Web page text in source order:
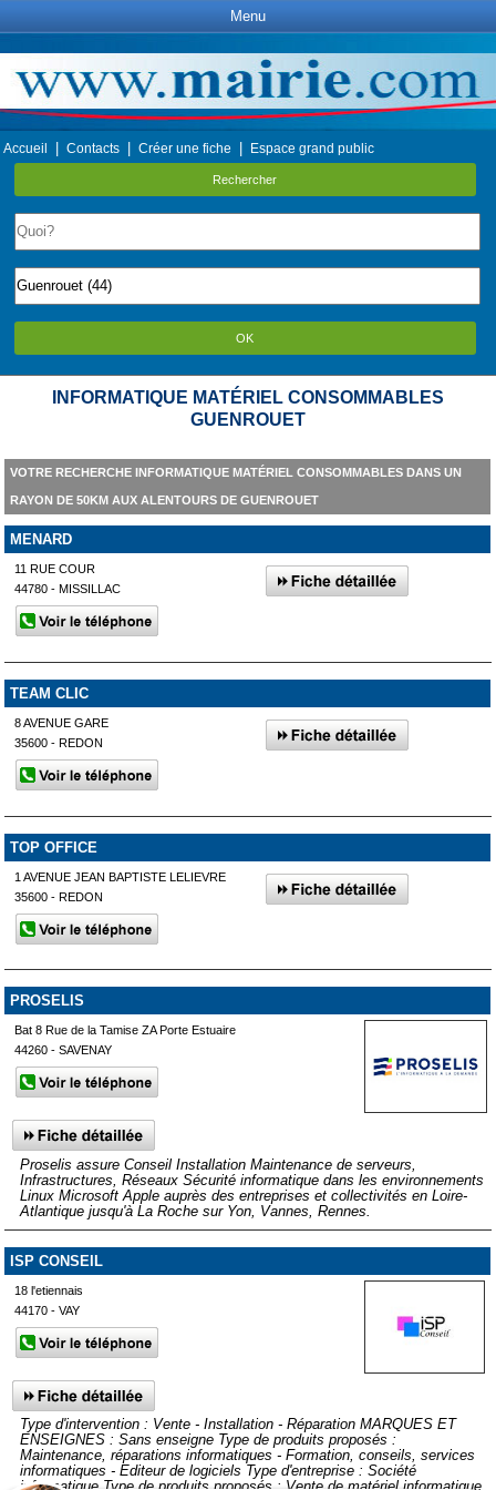
Menu
Accueil Contacts Créer une fiche Espace grand public
Rechercher
OK
INFORMATIQUE MATÉRIEL CONSOMMABLES
GUENROUET
VOTRE RECHERCHE INFORMATIQUE MATÉRIEL CONSOMMABLES DANS UN
RAYON DE 50KM AUX ALENTOURS DE GUENROUET
MENARD
11 RUE COUR
44780 - MISSILLAC
TEAM CLIC
8 AVENUE GARE
35600 - REDON
TOP OFFICE
1 AVENUE JEAN BAPTISTE LELIEVRE
35600 - REDON
PROSELIS
Bat 8 Rue de la Tamise ZA Porte Estuaire
44260 - SAVENAY
Proselis assure Conseil Installation Maintenance de serveurs,
Infrastructures, Réseaux Sécurité informatique dans les environnements
Linux Microsoft Apple auprès des entreprises et collectivités en Loire-
Atlantique jusqu'à La Roche sur Yon, Vannes, Rennes.
ISP CONSEIL
18 l'etiennais
44170 - VAY
Type d'intervention : Vente - Installation - Réparation MARQUES ET
ENSEIGNES : Sans enseigne Type de produits proposés :
Maintenance, réparations informatiques - Formation, conseils, services
informatiques - Editeur de logiciels Type d'entreprise : Société
informatique Type de produits proposés : Vente de matériel informatique